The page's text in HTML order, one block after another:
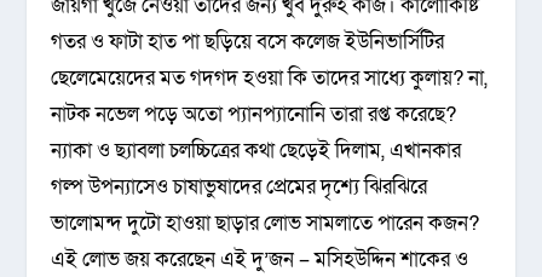
গতর ও ফাটা হাত পা ছড়িয়ে বসে কলেজ ইউনিভার্সিটির
ছেলেমেয়েদের মত গদগদ হওয়া কি তাদের সাধ্যে কুলায়? না,
নাটক নভেল পড়ে অতো প্যানপ্যানোনি তারা রপ্ত করেছে?
ন্যাকা ও ছ্যাবলা চলচ্চিত্রের কথা ছেড়েই দিলাম, এখানকার
গল্প উপন্যাসেও চাষাভুষাদের প্রেমের দৃশ্যে ঝিরঝিরে
ভালোমন্দ দুটো হাওয়া ছাড়ার লোভ সামলাতে পারেন কজন?
এই লোভ জয় করেছেন এই দু’জন – মসিহউদ্দিন শাকের ও